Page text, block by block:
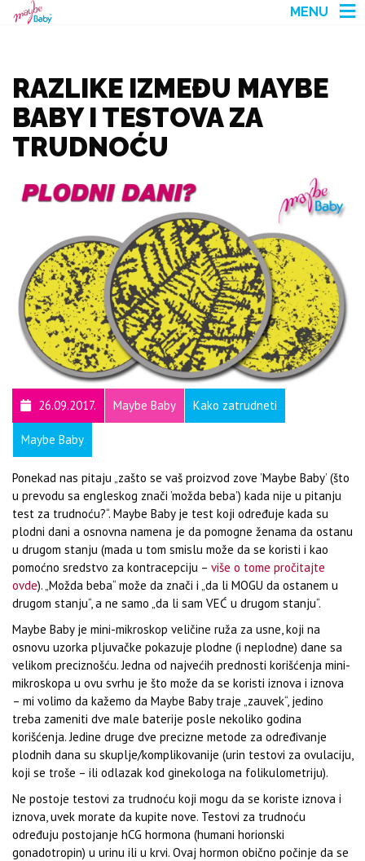
MENU
RAZLIKE IZMEĐU MAYBE
BABY I TESTOVA ZA
TRUDNOĆU
26.09.2017. Maybe Baby Kako zatrudneti
Maybe Baby
Ponekad nas pitaju „zašto se vaš proizvod zove ’Maybe Baby’ (što
u prevodu sa engleskog znači ’možda beba’) kada nije u pitanju
test za trudnoću?“. Maybe Baby je test koji određuje kada su
plodni dani a osnovna namena je da pomogne ženama da ostanu
u drugom stanju (mada u tom smislu može da se koristi i kao
pomoćno sredstvo za kontracepciju – više o tome pročitajte
ovde). „Možda beba“ može da znači i „da li MOGU da ostanem u
drugom stanju“, a ne samo „da li sam VEĆ u drugom stanju“.
Maybe Baby je mini-mikroskop veličine ruža za usne, koji na
osnovu uzorka pljuvačke pokazuje plodne (i neplodne) dane sa
velikom preciznošću. Jedna od najvećih prednosti korišćenja mini-
mikroskopa u ovu svrhu je što može da se koristi iznova i iznova
– mi volimo da kažemo da Maybe Baby traje „zauvek“, jedino
treba zameniti dve male baterije posle nekoliko godina
korišćenja. Jedine druge dve precizne metode za određivanje
plodnih dana su skuplje/komplikovanije (urin testovi za ovulaciju,
koji se troše – ili odlazak kod ginekologa na folikulometriju).
Ne postoje testovi za trudnoću koji mogu da se koriste iznova i
iznova, uvek morate da kupite nove. Testovi za trudnoću
određuju postojanje hCG hormona (humani horionski
gonadotropin) u urinu ili u krvi. Ovaj hormon obično počinje da se